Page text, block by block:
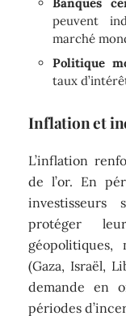
peuvent
marché
Politique
taux
Inflation et
L’inflation
de l’or. En
protéger
géopolitiques,
(Gaza, Israël,
demande en
périodes